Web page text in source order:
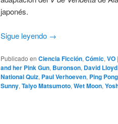
japonés.
Sigue leyendo →
Publicado en Ciencia Ficción, Cómic, VO |
and her Pink Gun, Buronson, David Lloyd
National Quiz, Paul Verhoeven, Ping Pong
Sunny, Taiyo Matsumoto, Wet Moon,